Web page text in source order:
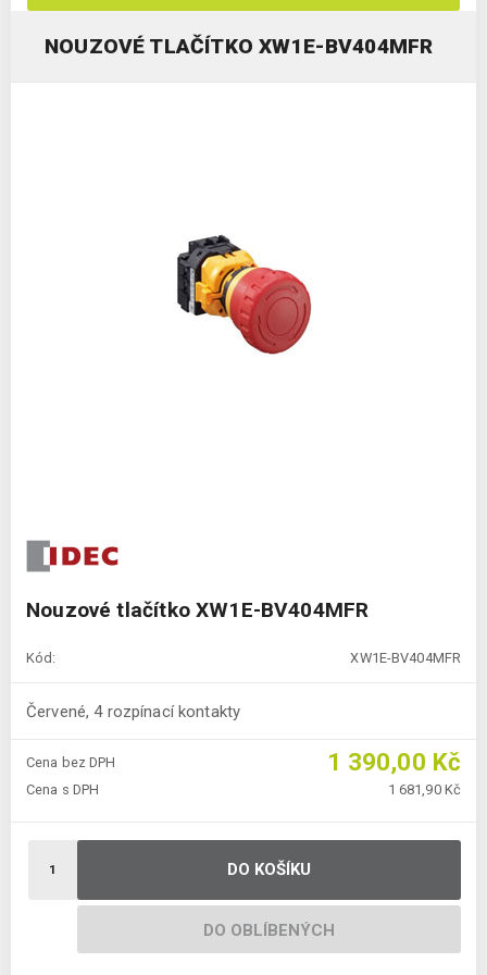
NOUZOVÉ TLAČÍTKO XW1E-BV404MFR
Nouzové tlačítko XW1E-BV404MFR
Kód: XW1E-BV404MFR
Červené, 4 rozpínací kontakty
Cena bez DPH 1 390,00 Kč
Cena s DPH 1 681,90 Kč
DO KOŠÍKU
DO OBLÍBENÝCH